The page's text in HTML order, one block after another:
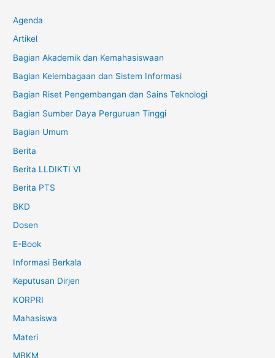
Agenda
Artikel
Bagian Akademik dan Kemahasiswaan
Bagian Kelembagaan dan Sistem Informasi
Bagian Riset Pengembangan dan Sains Teknologi
Bagian Sumber Daya Perguruan Tinggi
Bagian Umum
Berita
Berita LLDIKTI VI
Berita PTS
BKD
Dosen
E-Book
Informasi Berkala
Keputusan Dirjen
KORPRI
Mahasiswa
Materi
MBKM